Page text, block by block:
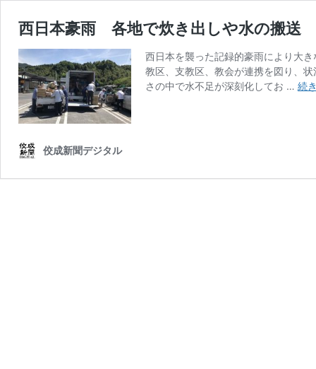
西日本豪雨 各地で炊き出しや水の搬送
西日本を襲った記録的豪雨により大
教区、支教区、教会が連携を図り、
さの中で水不足が深刻化してお … 続
佼成新聞デジタル